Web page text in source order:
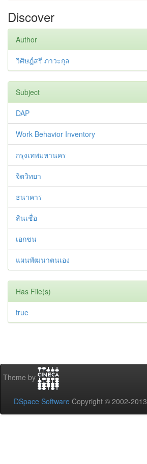
Discover
Author
วิศิษฎ์สรี ภาวะกุล
Subject
DAP
Work Behavior Inventory
กรุงเทพมหานคร
จิตวิทยา
ธนาคาร
สินเชื่อ
เอกชน
แผนพัฒนาตนเอง
Has File(s)
true
Theme by
DSpace Software Copyright © 2002-2013